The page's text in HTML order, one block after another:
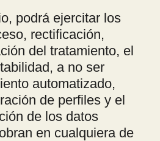
podrá ejercitar los
rectificación,
del tratamiento, el
a no ser
automatizado,
de perfiles y el
de los datos
en cualquiera de